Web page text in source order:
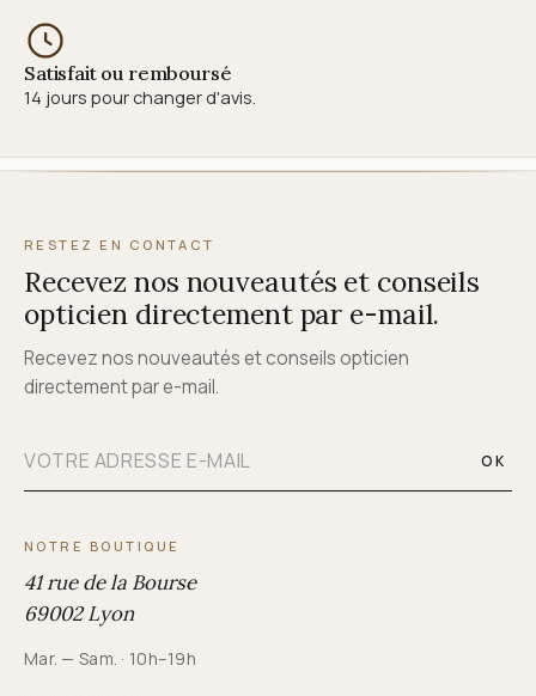
Satisfait ou remboursé
14 jours pour changer d'avis.
RESTEZ EN CONTACT
Recevez nos nouveautés et conseils
opticien directement par e-mail.
Recevez nos nouveautés et conseils opticien
directement par e-mail.
OK
NOTRE BOUTIQUE
41 rue de la Bourse
69002 Lyon
Mar. — Sam. · 10h–19h